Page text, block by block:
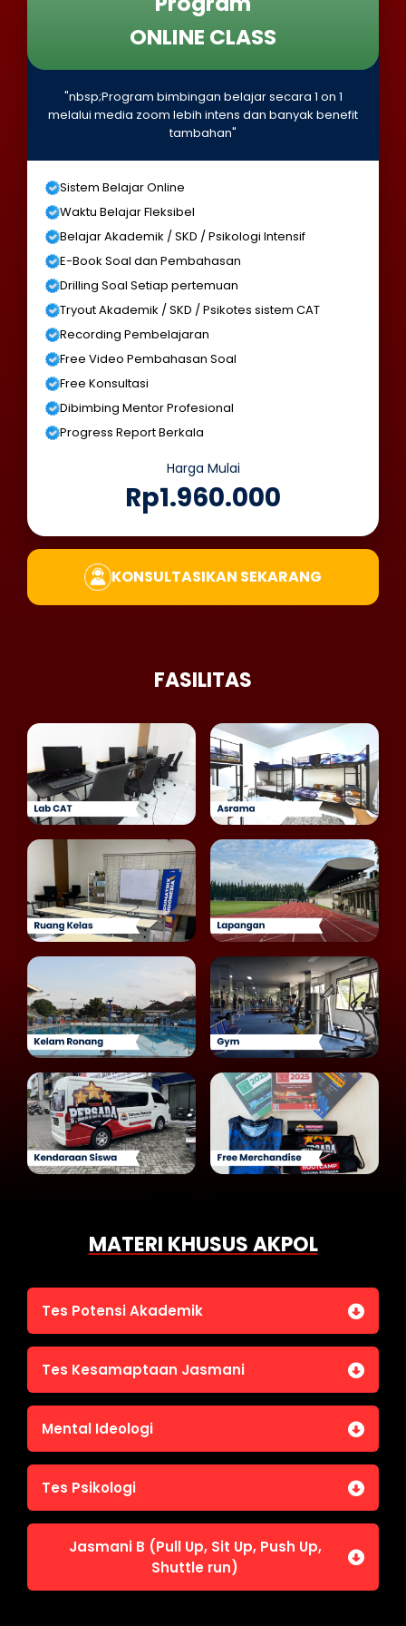
ONLINE CLASS
"nbsp;Program bimbingan belajar secara 1 on 1
melalui media zoom lebih intens dan banyak benefit
tambahan"
Sistem Belajar Online
Waktu Belajar Fleksibel
Belajar Akademik / SKD / Psikologi Intensif
E-Book Soal dan Pembahasan
Drilling Soal Setiap pertemuan
Tryout Akademik / SKD / Psikotes sistem CAT
Recording Pembelajaran
Free Video Pembahasan Soal
Free Konsultasi
Dibimbing Mentor Profesional
Progress Report Berkala
Harga Mulai
Rp1.960.000
KONSULTASIKAN SEKARANG
FASILITAS
MATERI KHUSUS AKPOL
Tes Potensi Akademik
Bahasa Indonesia
Penalaran Numerik
Pengetahuan Umum (termasuk UU Kepolisian)
Tes Wawasan Kebangsaan
Tes Kesamaptaan Jasmani
Jasmani A (Lari 12 menit)
Mental Ideologi
Mental Ideologi
Tes Psikologi
Tes Kecerdasan
Tes Kecermatan
Tes Kepribadian
Jasmani B (Pull Up, Sit Up, Push Up,
Shuttle run)